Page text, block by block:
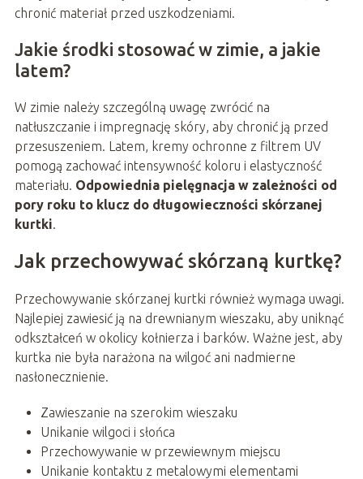
chronić materiał przed uszkodzeniami.
Jakie środki stosować w zimie, a jakie
latem?
W zimie należy szczególną uwagę zwrócić na
natłuszczanie i impregnację skóry, aby chronić ją przed
przesuszeniem. Latem, kremy ochronne z filtrem UV
pomogą zachować intensywność koloru i elastyczność
materiału. Odpowiednia pielęgnacja w zależności od
pory roku to klucz do długowieczności skórzanej
kurtki.
Jak przechowywać skórzaną kurtkę?
Przechowywanie skórzanej kurtki również wymaga uwagi.
Najlepiej zawiesić ją na drewnianym wieszaku, aby uniknąć
odkształceń w okolicy kołnierza i barków. Ważne jest, aby
kurtka nie była narażona na wilgoć ani nadmierne
nasłonecznienie.
Zawieszanie na szerokim wieszaku
Unikanie wilgoci i słońca
Przechowywanie w przewiewnym miejscu
Unikanie kontaktu z metalowymi elementami